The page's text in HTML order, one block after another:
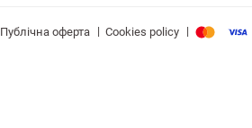
Публічна оферта | Cookies policy |